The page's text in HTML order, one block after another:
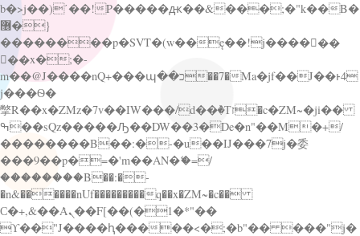
b�>j��)΄��!P�����ԫ��&���;�"k��B�
޶�}
��������p�SVT�(w��ę��!j������
��x�;�-
m��@J����nQ+���պ��כ��7�Ma�jf��J��ͱ4
j���Ѳ�
撆R��x�ZMz�7v��IW���/d��ٞ�Тז�c�ZM~�ji��
ߒ��sQz�����Ԡ��DW��3�De�n"��M�+/
��������B��:�-�u��IJ���7j�委
���9��p�=�'m��AN�ޭ�=/
��������B��:�-
�n&������nUf���������q��x�ZM~�c��
Ϲ�+,&��Ὰܢ��F[��(�1�*"��
ϒ��"J����ԧ�����<�;�b"�� ���"j�